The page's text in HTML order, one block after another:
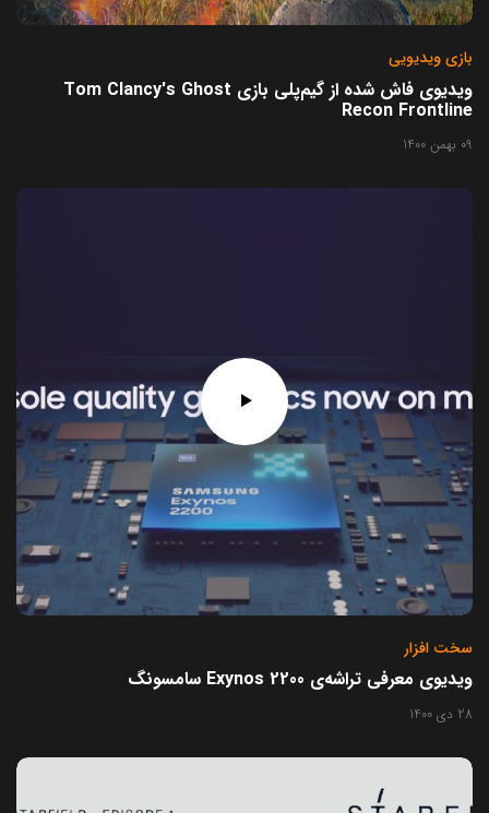
بازی ویدیویی
ویدیوی فاش شده از گیم‌پلی بازی Tom Clancy's Ghost
Recon Frontline
09 بهمن 1400
سخت افزار
ویدیوی معرفی تراشه‌ی Exynos 2200 سامسونگ
28 دی 1400